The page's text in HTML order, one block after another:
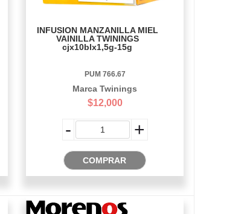
INFUSION MANZANILLA MIEL
VAINILLA TWININGS
cjx10blx1,5g-15g
PUM 766.67
Marca Twinings
$12,000
- +
COMPRAR